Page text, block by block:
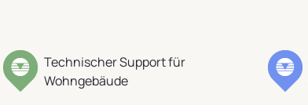
Technischer Support für
Wohngebäude